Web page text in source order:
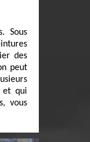
Sous
des
peut
et qui
vous